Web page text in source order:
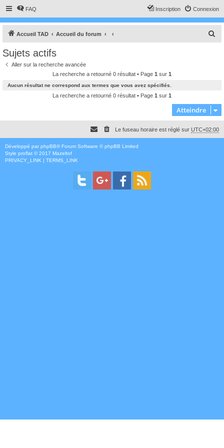
FAQ Connexion
Inscription
Accueil TAD Accueil du forum
c
h
e
Sujets actifs
Aller sur la recherche avancée
La recherche a retourné 0 résultat • Page 1 sur 1
Aucun résultat ne correspond aux termes que vous avez spécifiés.
La recherche a retourné 0 résultat • Page 1 sur 1
Atteindre
Le fuseau horaire est réglé sur UTC+02:00
Développé par phpBB® Forum Software © phpBB Limited
Style proflat © 2017 Mazeltof
PRIVACY_LINK | TERMS_LINK